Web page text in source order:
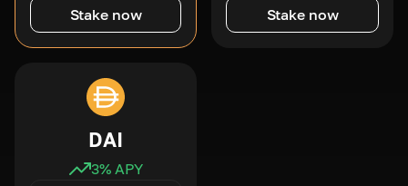
Stake now Stake now
DAI
3% APY